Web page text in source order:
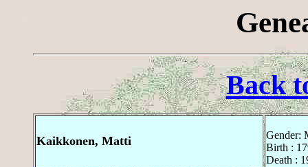
Back
Kaikkonen, Matti
Gender:
Birth :
Death :